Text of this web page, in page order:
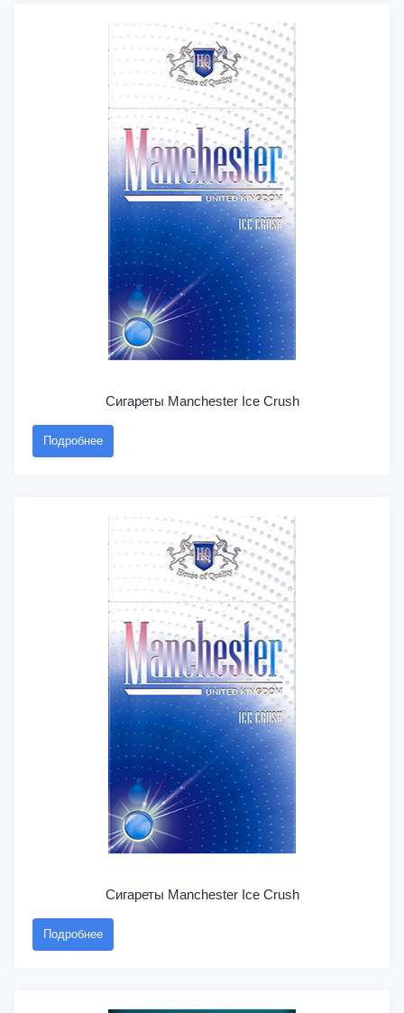
Сигареты Manchester Ice Crush
Подробнее
Сигареты Manchester Ice Crush
Подробнее